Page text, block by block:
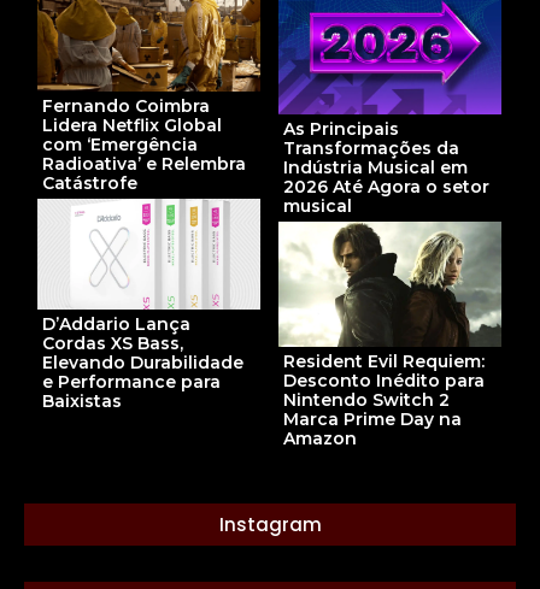
Fernando Coimbra
Lidera Netflix Global
com ‘Emergência
Radioativa’ e Relembra
Catástrofe
As Principais
Transformações da
Indústria Musical em
2026 Até Agora o setor
musical
D’Addario Lança
Cordas XS Bass,
Elevando Durabilidade
e Performance para
Baixistas
Resident Evil Requiem:
Desconto Inédito para
Nintendo Switch 2
Marca Prime Day na
Amazon
Instagram